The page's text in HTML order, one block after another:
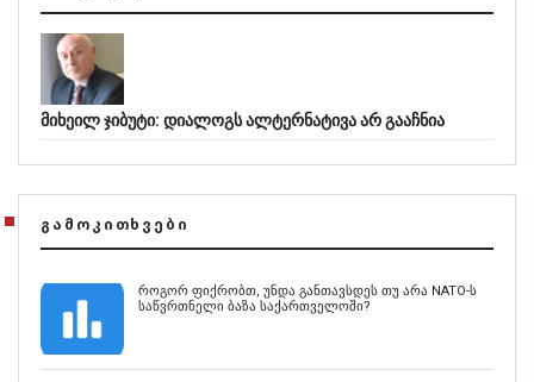
მიხეილ ჯიბუტი: დიალოგს ალტერნატივა არ გააჩნია
ᲒᲐᲛᲝᲙᲘᲗᲮᲕᲔᲑᲘ
როგორ ფიქრობთ, უნდა განთავსდეს თუ არა NATO-ს
საწვრთნელი ბაზა საქართველოში?